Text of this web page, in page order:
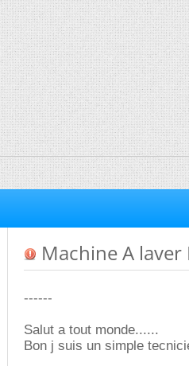
Machine A laver
------
Salut a tout monde......
Bon j suis un simple